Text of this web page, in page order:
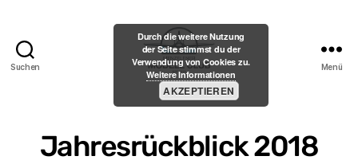
Suchen
Menzelener-
Modell-
e.V.
Menü
Jahresrückblick 2018
Durch die weitere Nutzung
der Seite stimmst du der
Verwendung von Cookies zu.
Weitere Informationen
AKZEPTIEREN